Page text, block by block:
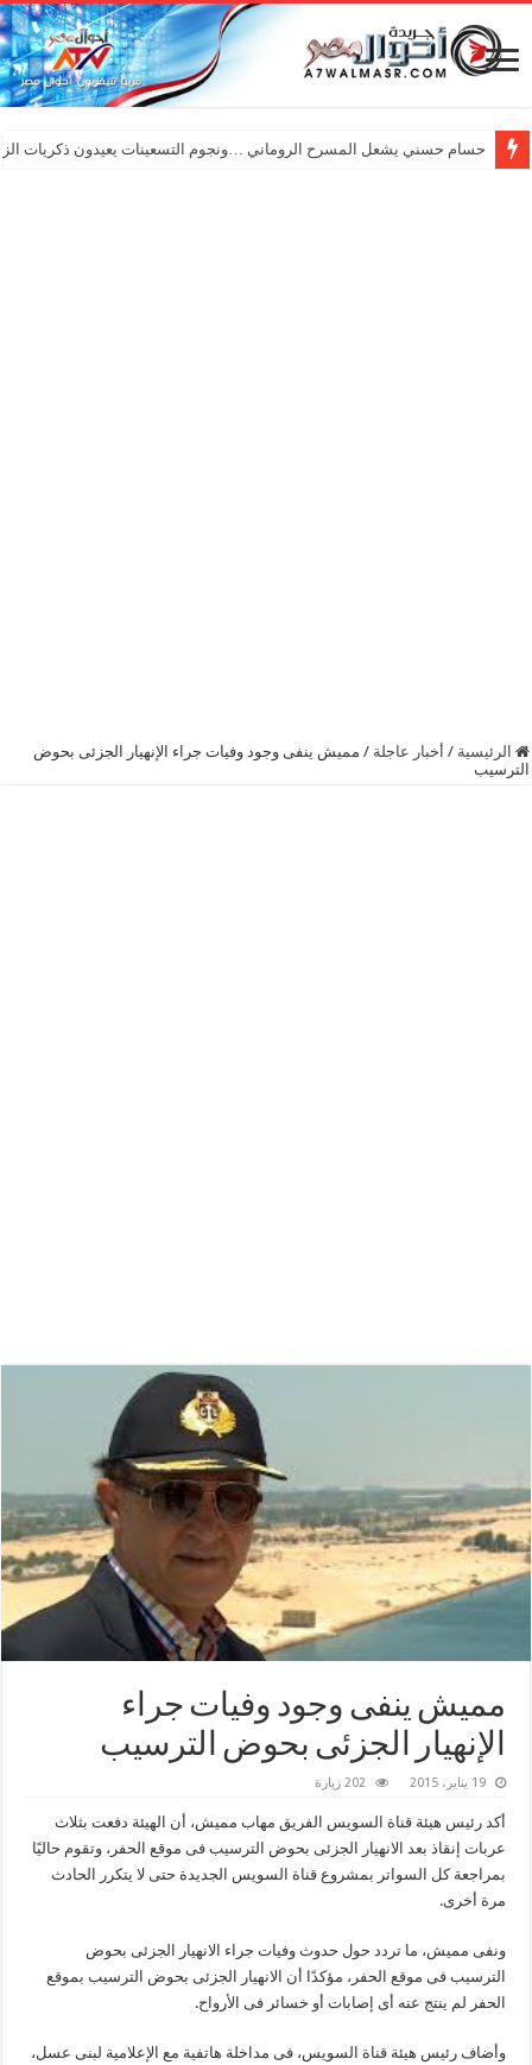
حسام حسني يشعل المسرح الروماني …ونجوم التسعينات يعيدون ذكريات
الرئيسية / أخبار عاجلة / مميش ينفى وجود وفيات جراء الإنهيار الجزئى بحوض
الترسيب
مميش ينفى وجود وفيات جراء
الإنهيار الجزئى بحوض الترسيب
19 يناير، 2015 202 زيارة
أكد رئيس هيئة قناة السويس الفريق مهاب مميش، أن الهيئة دفعت بثلاث
عربات إنقاذ بعد الانهيار الجزئى بحوض الترسيب فى موقع الحفر، وتقوم حاليًا
بمراجعة كل السواتر بمشروع قناة السويس الجديدة حتى لا يتكرر الحادث
مرة أخرى.
ونفى مميش، ما تردد حول حدوث وفيات جراء الانهيار الجزئى بحوض
الترسيب فى موقع الحفر، مؤكدًا أن الانهيار الجزئى بحوض الترسيب بموقع
الحفر لم ينتج عنه أى إصابات أو خسائر فى الأرواح.
وأضاف رئيس هيئة قناة السويس، فى مداخلة هاتفية مع الإعلامية لبنى عسل،